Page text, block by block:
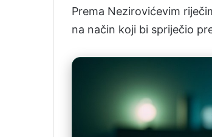
Prema Nezirovićevim
na način koji bi spriječio